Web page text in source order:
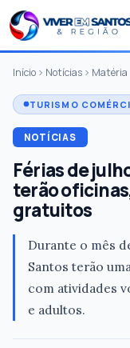
Início Notícias Matéria
TURISMO
NOTÍCIAS
Férias de
terão
gratuitos
Durante o mês
Santos terão
com atividades
e adultos.